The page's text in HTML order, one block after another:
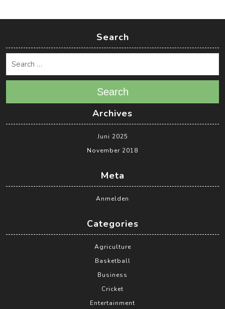
Search
Search
Archives
Juni 2025
November 2018
Meta
Anmelden
Categories
Agriculture
Basketball
Business
Cricket
Entertainment